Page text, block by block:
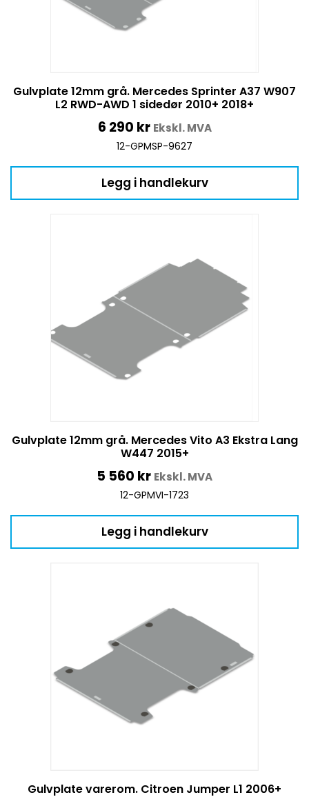
Gulvplate 12mm grå. Mercedes Sprinter A37 W907
L2 RWD-AWD 1 sidedør 2010+ 2018+
6 290 kr Ekskl. MVA
12-GPMSP-9627
Legg i handlekurv
Gulvplate 12mm grå. Mercedes Vito A3 Ekstra Lang
W447 2015+
5 560 kr Ekskl. MVA
12-GPMVI-1723
Legg i handlekurv
Gulvplate varerom. Citroen Jumper L1 2006+